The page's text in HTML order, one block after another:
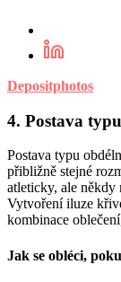
Depositphotos
4. Postava
Postava typu
přibližně stejné
atleticky, ale někdy
Vytvoření iluze
kombinace
Jak se obléci,